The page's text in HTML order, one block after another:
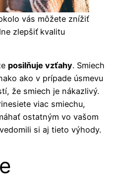
vás môžete znížiť
zlepšiť kvalitu
posilňuje vzťahy. Smiech
ako v prípade úsmevu
že smiech je nákazlivý.
viac smiechu,
ostatným vo vašom
si aj tieto výhody.